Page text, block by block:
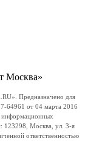
Москва»
Предназначено для
64961 от 04 марта 2016
информационных
123298, Москва, ул. 3-я
ответственностью